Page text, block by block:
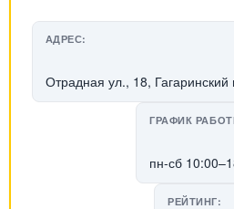
АДРЕС:
Отрадная ул., 18,
ГРАФИК
пн-сб
РЕЙТИНГ: